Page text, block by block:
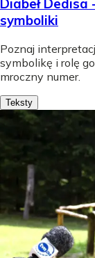
Diabeł
symboliki
Poznaj
symbolikę i rolę
mroczny numer.
Teksty